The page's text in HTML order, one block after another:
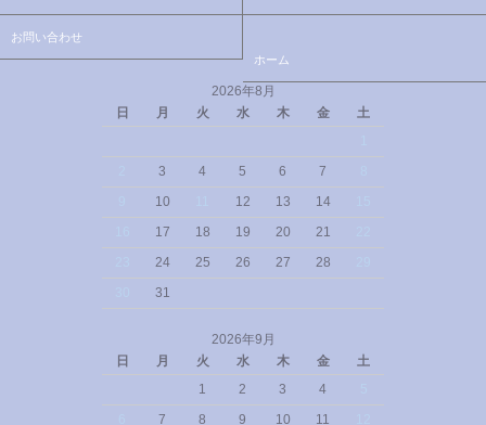
お問い合わせ
ホーム
2026年8月
日
月 火 水 木 金
土
3 4 5 6 7
10 12 13 14
17 18 19 20 21
24 25 26 27 28
31
2026年9月
日
月 火 水 木 金
土
1
2 3 4
7 8 9 10 11